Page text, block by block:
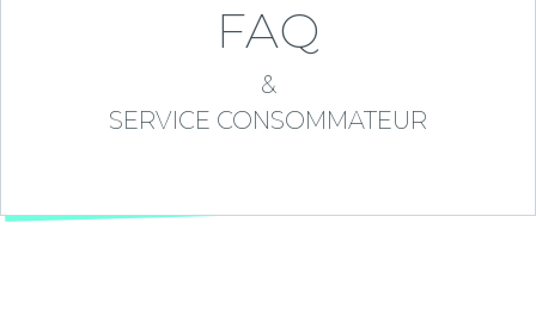
FAQ
&
SERVICE CONSOMMATEUR